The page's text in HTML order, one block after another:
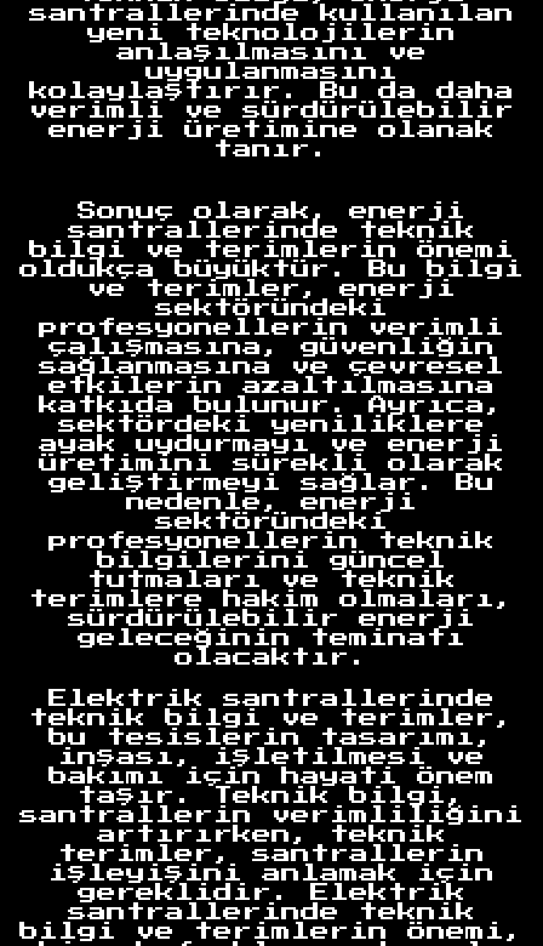
santrallerinde kullanılan
yeni teknolojilerin
anlaşılmasını ve
uygulanmasını
kolaylaştırır. Bu da daha
verimli ve sürdürülebilir
enerji üretimine olanak
tanır.
Sonuç olarak, enerji
santrallerinde teknik
bilgi ve terimlerin önemi
oldukça büyüktür. Bu bilgi
ve terimler, enerji
sektöründeki
profesyonellerin verimli
çalışmasına, güvenliğin
sağlanmasına ve çevresel
etkilerin azaltılmasına
katkıda bulunur. Ayrıca,
sektördeki yeniliklere
ayak uydurmayı ve enerji
üretimini sürekli olarak
geliştirmeyi sağlar. Bu
nedenle, enerji
sektöründeki
profesyonellerin teknik
bilgilerini güncel
tutmaları ve teknik
terimlere hakim olmaları,
sürdürülebilir enerji
geleceğinin teminatı
olacaktır.
Elektrik santrallerinde
teknik bilgi ve terimler,
bu tesislerin tasarımı,
inşası, işletilmesi ve
bakımı için hayati önem
taşır. Teknik bilgi,
santrallerin verimliliğini
artırırken, teknik
terimler, santrallerin
işleyişini anlamak için
gereklidir. Elektrik
santrallerinde teknik
bilgi ve terimlerin önemi,